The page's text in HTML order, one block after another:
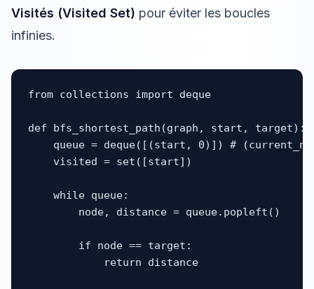
Visités (Visited Set) pour éviter les boucles
infinies.
from collections import deque
def bfs_shortest_path(graph, start, target):
queue = deque([(start, 0)]) #
    visited = set([start])
    while queue:
        node, distance = queue.popleft()
        if node == target:
            return distance